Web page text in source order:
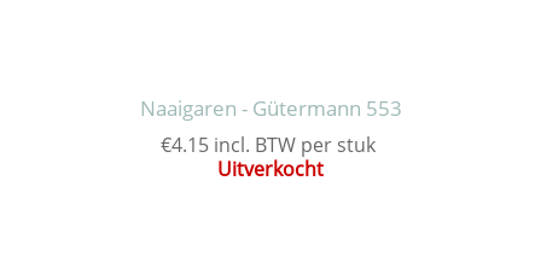
Naaigaren - Gütermann 553
€4.15 incl. BTW per stuk
Uitverkocht